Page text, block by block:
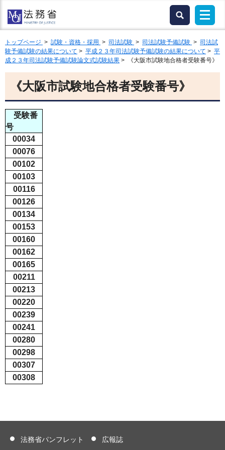
トップページ > 試験・資格・採用 > 司法試験 > 司法試験予備試験 > 司法試
験予備試験の結果について > 平成２３年司法試験予備試験の結果について > 平
成２３年司法試験予備試験論文式試験結果 > 《大阪市試験地合格者受験番号》
《大阪市試験地合格者受験番号》
受験番
号
00034
00076
00102
00103
00116
00126
00134
00153
00160
00162
00165
00211
00213
00220
00239
00241
00280
00298
00307
00308
法務省パンフレット 広報誌